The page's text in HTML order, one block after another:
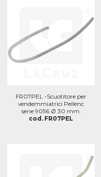
FR07PEL -Scuotitore per
vendemmiatrici Pellenc
serie 9056 Ø 30 mm.
cod. FR07PEL